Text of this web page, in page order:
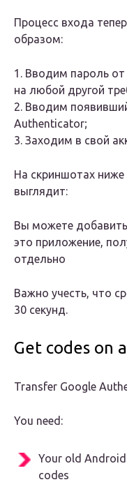
Процесс входа
образом:
1. Вводим пароль от
на любой другой
2. Вводим
Authenticator;
3. Заходим в свой
На скриншотах
выглядит:
Вы можете
это приложение,
отдельно
Важно учесть, что
30 секунд.
Get codes on
Transfer Google
You need:
Your old
codes